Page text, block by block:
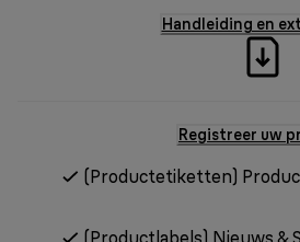
Handleiding en
Registreer uw
(Productetiketten)
(Productlabels) Nieuws &